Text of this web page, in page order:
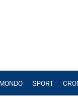
SPORT